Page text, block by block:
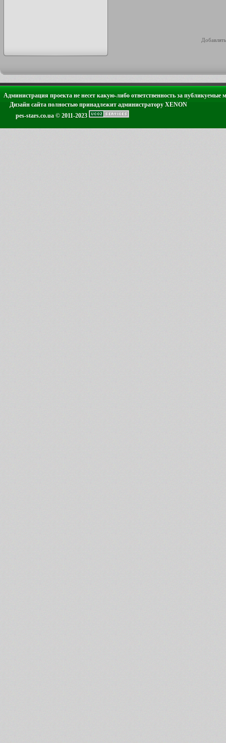
Администрация проекта не несет какую-либо ответственность за публикуемые
Дизайн сайта полностью принадлежит администратору XENON
pes-stars.co.ua © 2011-2023